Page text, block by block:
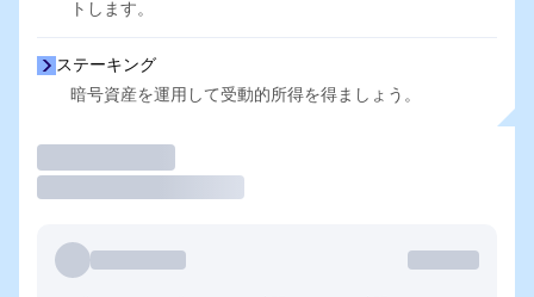
トします。
ステーキング
暗号資産を運用して受動的所得を得ましょう。